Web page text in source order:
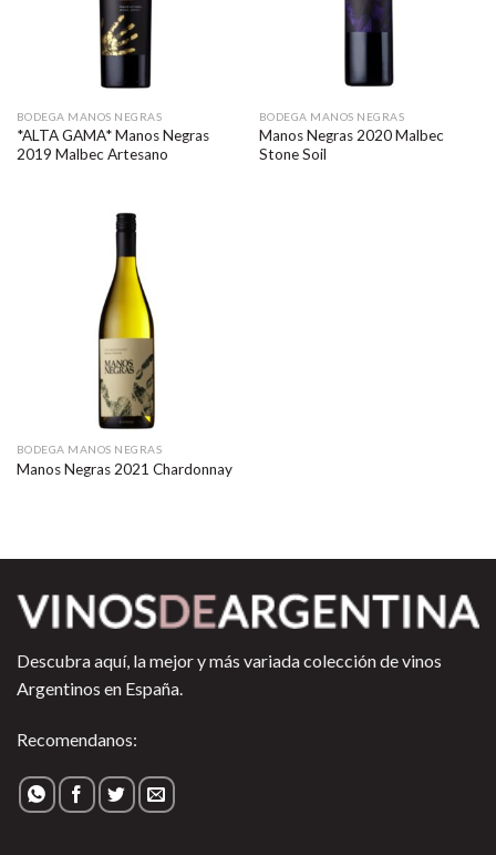
BODEGA MANOS NEGRAS
*ALTA GAMA* Manos Negras
2019 Malbec Artesano
BODEGA MANOS NEGRAS
Manos Negras 2020 Malbec
Stone Soil
BODEGA MANOS NEGRAS
Manos Negras 2021 Chardonnay
Descubra aquí, la mejor y más variada colección de vinos
Argentinos en España.
Recomendanos: